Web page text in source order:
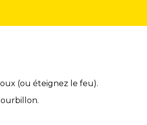
(ou éteignez le feu).